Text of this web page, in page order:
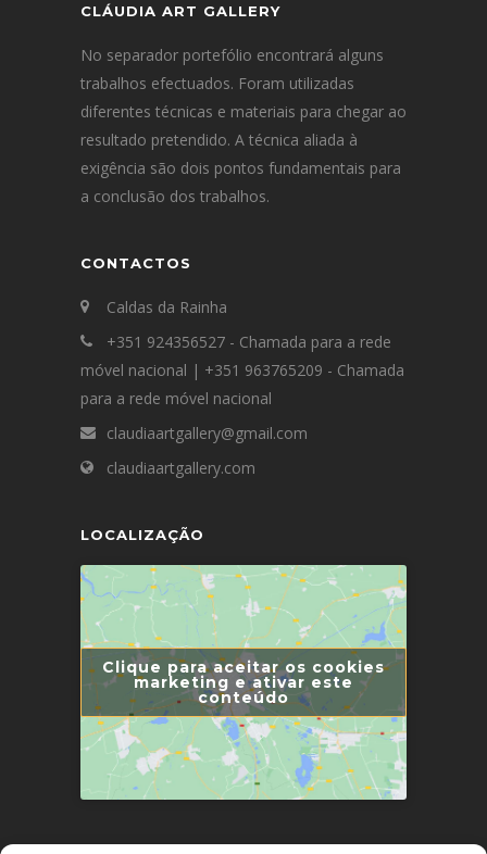
CLÁUDIA ART GALLERY
No separador portefólio encontrará alguns
trabalhos efectuados. Foram utilizadas
diferentes técnicas e materiais para chegar ao
resultado pretendido. A técnica aliada à
exigência são dois pontos fundamentais para
a conclusão dos trabalhos.
CONTACTOS
Caldas da Rainha
+351 924356527 - Chamada para a rede
móvel nacional | +351 963765209 - Chamada
para a rede móvel nacional
claudiaartgallery@gmail.com
claudiaartgallery.com
LOCALIZAÇÃO
Clique para aceitar os cookies
marketing e ativar este
conteúdo